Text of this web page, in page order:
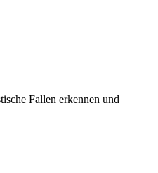
Fallen erkennen und